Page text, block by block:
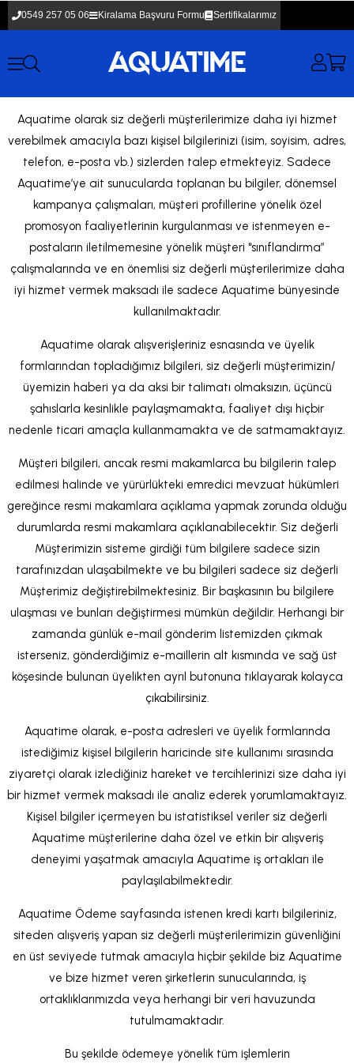
0549 257 05 06 Kiralama Başvuru Formu Sertifikalarımız
Aquatime olarak siz değerli müşterilerimize daha iyi hizmet
verebilmek amacıyla bazı kişisel bilgilerinizi (isim, soyisim, adres,
telefon, e-posta vb.) sizlerden talep etmekteyiz. Sadece
Aquatime’ye ait sunucularda toplanan bu bilgiler, dönemsel
kampanya çalışmaları, müşteri profillerine yönelik özel
promosyon faaliyetlerinin kurgulanması ve istenmeyen e-
postaların iletilmemesine yönelik müşteri "sınıflandırma”
çalışmalarında ve en önemlisi siz değerli müşterilerimize daha
iyi hizmet vermek maksadı ile sadece Aquatime bünyesinde
kullanılmaktadır.
Aquatime olarak alışverişleriniz esnasında ve üyelik
formlarından topladığımız bilgileri, siz değerli müşterimizin/
üyemizin haberi ya da aksi bir talimatı olmaksızın, üçüncü
şahıslarla kesinlikle paylaşmamakta, faaliyet dışı hiçbir
nedenle ticari amaçla kullanmamakta ve de satmamaktayız.
Müşteri bilgileri, ancak resmi makamlarca bu bilgilerin talep
edilmesi halinde ve yürürlükteki emredici mevzuat hükümleri
gereğince resmi makamlara açıklama yapmak zorunda olduğu
durumlarda resmi makamlara açıklanabilecektir. Siz değerli
Müşterimizin sisteme girdiği tüm bilgilere sadece sizin
tarafınızdan ulaşabilmekte ve bu bilgileri sadece siz değerli
Müşterimiz değiştirebilmektesiniz. Bir başkasının bu bilgilere
ulaşması ve bunları değiştirmesi mümkün değildir. Herhangi bir
zamanda günlük e-mail gönderim listemizden çıkmak
isterseniz, gönderdiğimiz e-maillerin alt kısmında ve sağ üst
köşesinde bulunan üyelikten ayrıl butonuna tıklayarak kolayca
çıkabilirsiniz.
Aquatime olarak, e-posta adresleri ve üyelik formlarında
istediğimiz kişisel bilgilerin haricinde site kullanımı sırasında
ziyaretçi olarak izlediğiniz hareket ve tercihlerinizi size daha iyi
bir hizmet vermek maksadı ile analiz ederek yorumlamaktayız.
Kişisel bilgiler içermeyen bu istatistiksel veriler siz değerli
Aquatime müşterilerine daha özel ve etkin bir alışveriş
deneyimi yaşatmak amacıyla Aquatime iş ortakları ile
paylaşılabilmektedir.
Aquatime Ödeme sayfasında istenen kredi kartı bilgileriniz,
siteden alışveriş yapan siz değerli müşterilerimizin güvenliğini
en üst seviyede tutmak amacıyla hiçbir şekilde biz Aquatime
ve bize hizmet veren şirketlerin sunucularında, iş
ortaklıklarımızda veya herhangi bir veri havuzunda
tutulmamaktadır.
Bu şekilde ödemeye yönelik tüm işlemlerin